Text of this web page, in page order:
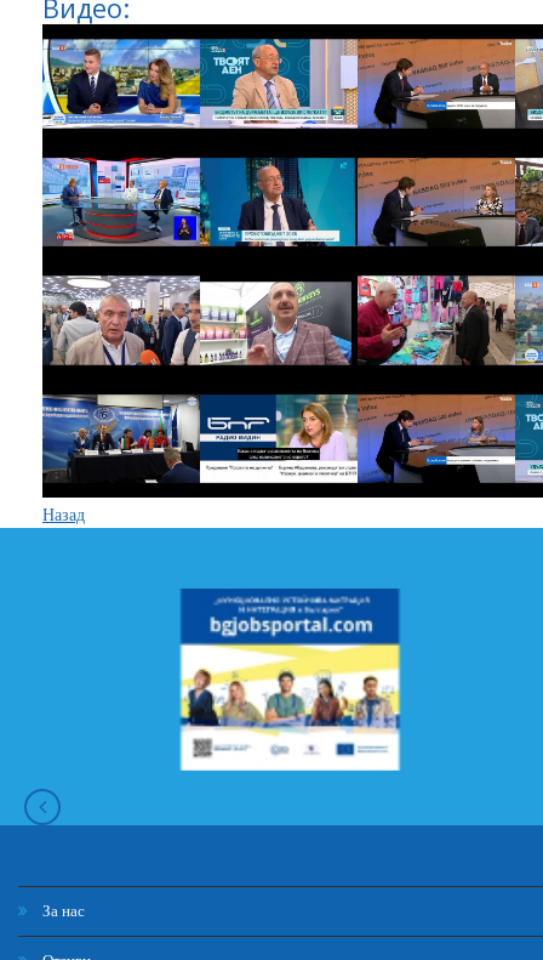
Видео:
Назад
За нас